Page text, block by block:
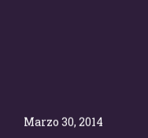
Marzo 30, 2014